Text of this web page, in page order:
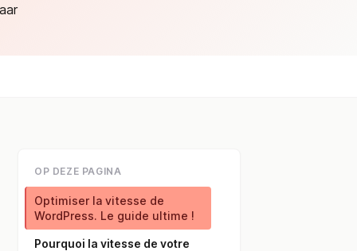
OP DEZE PAGINA
Optimiser la vitesse de
WordPress. Le guide ultime !
Pourquoi la vitesse de votre